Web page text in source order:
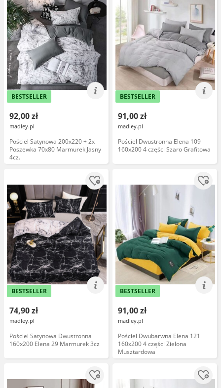
BESTSELLER
92,00 zł
madley.pl
Pościel Satynowa 200x220 + 2x
Poszewka 70x80 Marmurek Jasny
4cz.
BESTSELLER
91,00 zł
madley.pl
Pościel Dwustronna Elena 109
160x200 4 części Szaro Grafitowa
BESTSELLER
74,90 zł
madley.pl
Pościel Satynowa Dwustronna
160x200 Elena 29 Marmurek 3cz
BESTSELLER
91,00 zł
madley.pl
Pościel Dwubarwna Elena 121
160x200 4 części Zielona
Musztardowa